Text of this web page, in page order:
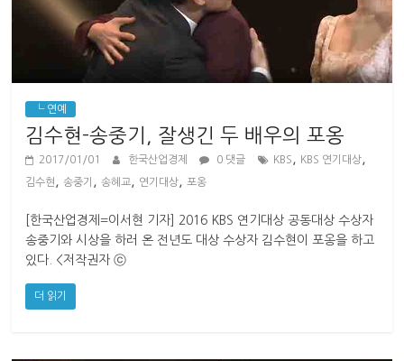
└ 연예
김수현-송중기, 잘생긴 두 배우의 포옹
2017/01/01 한국산업경제 0 댓글 KBS KBS 연기대상
김수현 ,송중기 ,송혜교 연기대상 포옹
[한국산업경제=이서현 기자] 2016 KBS 연기대상 공동대상 수상자
송중기와 시상을 하러 온 전년도 대상 수상자 김수현이 포옹을 하고
있다. <저작권자 ⓒ
더 읽기